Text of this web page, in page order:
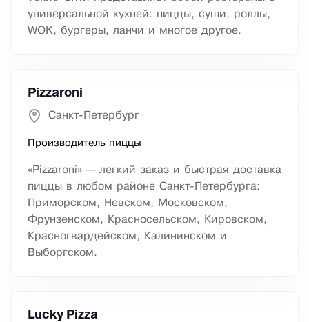
универсальной кухней: пиццы, суши, роллы,
WOK, бургеры, ланчи и многое другое.
Pizzaroni
Санкт-Петербург
Производитель пиццы
«Pizzaroni» — легкий заказ и быстрая доставка
пиццы в любом районе Санкт-Петербурга:
Приморском, Невском, Московском,
Фрунзенском, Красносельском, Кировском,
Красногвардейском, Калининском и
Выборгском.
Lucky Pizza